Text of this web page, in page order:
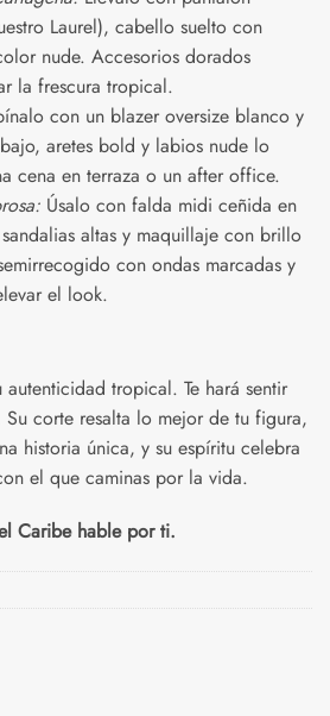
Laurel), cabello suelto con
nude. Accesorios dorados
la frescura tropical.
con un blazer oversize blanco y
aretes bold y labios nude lo
cena en terraza o un after office.
Úsalo con falda midi ceñida en
altas y maquillaje con brillo
con ondas marcadas y
el look.
tropical. Te hará sentir
Su corte resalta lo mejor de tu figura,
historia única, y su espíritu celebra
el que caminas por la vida.
Caribe hable por ti.